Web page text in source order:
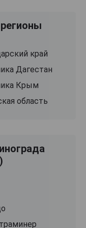
край
Дагестан
Крым
область